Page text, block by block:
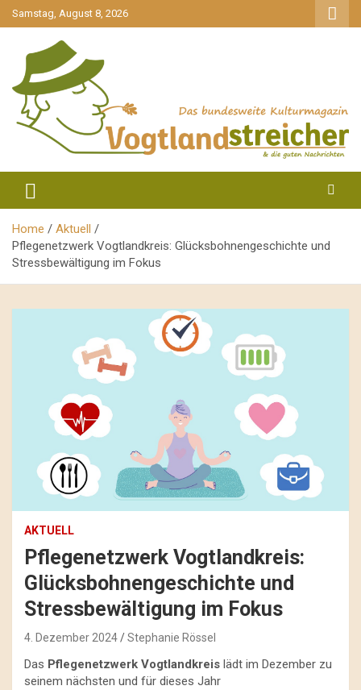
gehe
zum
Samstag, August 8, 2026
Vogtlandstreicher
Home
Aktuell
Pflegenetzwerk Vogtlandkreis: Glücksbohnengeschichte und
Stressbewältigung im Fokus
AKTUELL
Pflegenetzwerk Vogtlandkreis:
Glücksbohnengeschichte und
Stressbewältigung im Fokus
4. Dezember 2024 Stephanie Rössel
Das Pflegenetzwerk Vogtlandkreis lädt im Dezember zu
seinem nächsten und für dieses Jahr